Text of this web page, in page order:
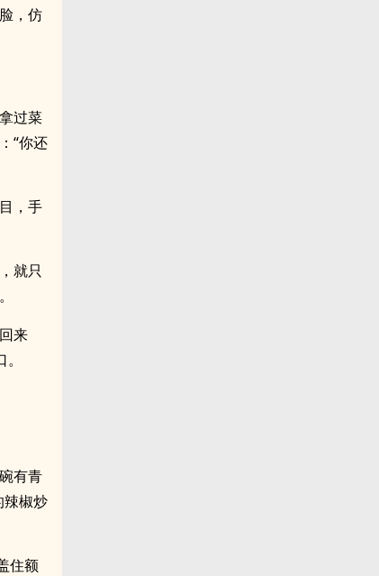
，仿
过菜
“你还
，手
就只
来
有青
椒炒
住额